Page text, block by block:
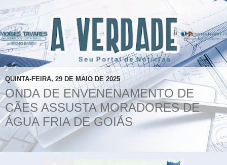
QUINTA-FEIRA, 29 DE MAIO DE 2025
ONDA DE ENVENENAMENTO DE
CÃES ASSUSTA MORADORES DE
ÁGUA FRIA DE GOIÁS